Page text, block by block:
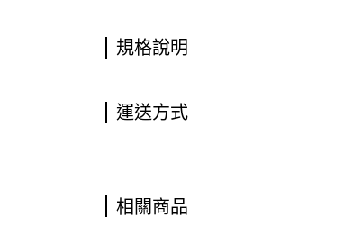
規格說明
運送方式
相關商品